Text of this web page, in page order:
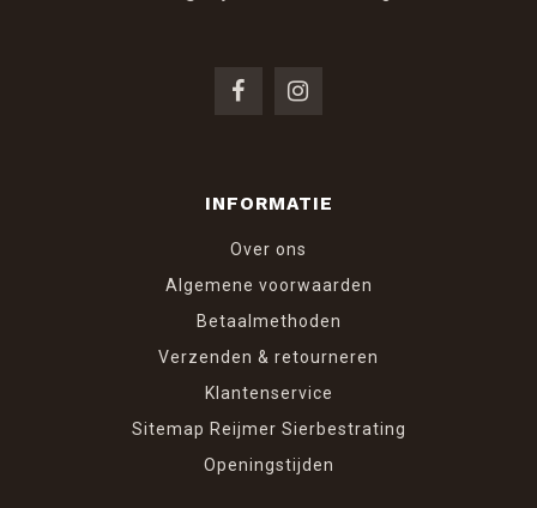
INFORMATIE
Over ons
Algemene voorwaarden
Betaalmethoden
Verzenden & retourneren
Klantenservice
Sitemap Reijmer Sierbestrating
Openingstijden